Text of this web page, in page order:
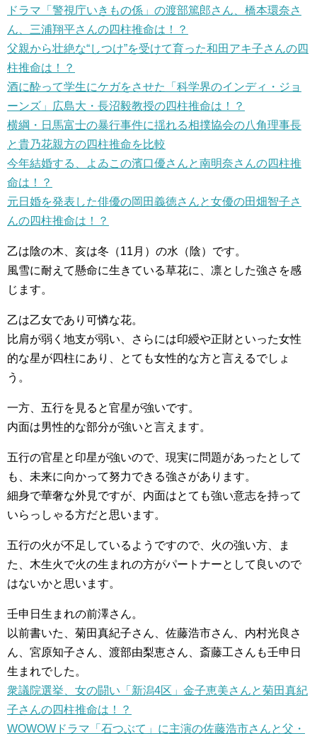
ドラマ「警視庁いきもの係」の渡部篤郎さん、橋本環奈さ
ん、三浦翔平さんの四柱推命は！？
父親から壮絶な“しつけ”を受けて育った和田アキ子さんの四
柱推命は！？
酒に酔って学生にケガをさせた「科学界のインディ・ジョ
ーンズ」広島大・長沼毅教授の四柱推命は！？
横綱・日馬富士の暴行事件に揺れる相撲協会の八角理事長
と貴乃花親方の四柱推命を比較
今年結婚する、よゐこの濱口優さんと南明奈さんの四柱推
命は！？
元日婚を発表した俳優の岡田義徳さんと女優の田畑智子さ
んの四柱推命は！？
乙は陰の木、亥は冬（11月）の水（陰）です。
風雪に耐えて懸命に生きている草花に、凛とした強さを感
じます。
乙は乙女であり可憐な花。
比肩が弱く地支が弱い、さらには印綬や正財といった女性
的な星が四柱にあり、とても女性的な方と言えるでしょ
う。
一方、五行を見ると官星が強いです。
内面は男性的な部分が強いと言えます。
五行の官星と印星が強いので、現実に問題があったとして
も、未来に向かって努力できる強さがあります。
細身で華奢な外見ですが、内面はとても強い意志を持って
いらっしゃる方だと思います。
五行の火が不足しているようですので、火の強い方、ま
た、木生火で火の生まれの方がパートナーとして良いので
はないかと思います。
壬申日生まれの前澤さん。
以前書いた、菊田真紀子さん、佐藤浩市さん、内村光良さ
ん、宮原知子さん、渡部由梨恵さん、斎藤工さんも壬申日
生まれでした。
衆議院選挙、女の闘い「新潟4区」金子恵美さんと菊田真紀
子さんの四柱推命は！？
WOWOWドラマ「石つぶて」に主演の佐藤浩市さんと父・